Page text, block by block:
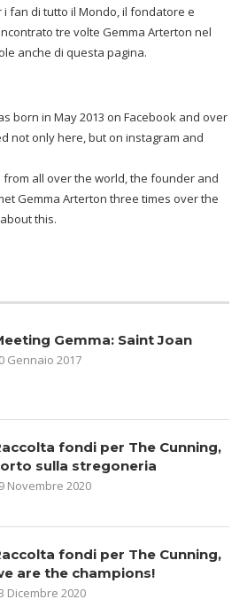
fan di tutto il Mondo, il fondatore e
tre volte Gemma Arterton nel
anche di questa pagina.
born in May 2013 on Facebook and over
not only here, but on instagram and
all over the world, the founder and
Gemma Arterton three times over the
this.
Gemma: Saint Joan
Gennaio 2017
fondi per The Cunning,
sulla stregoneria
Novembre 2020
fondi per The Cunning,
are the champions!
Dicembre 2020